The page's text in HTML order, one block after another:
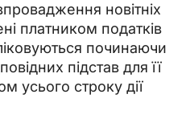
новітніх
платником податків
починаючи
підстав для її
усього строку дії